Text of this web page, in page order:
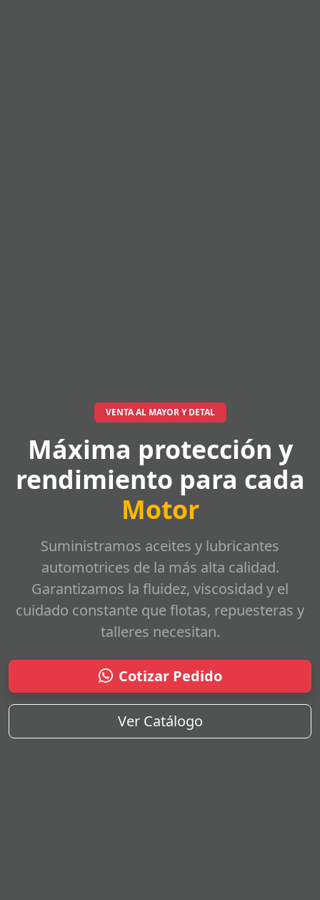
VENTA AL MAYOR Y DETAL
Máxima protección y
rendimiento para cada
Motor
Suministramos aceites y lubricantes
automotrices de la más alta calidad.
Garantizamos la fluidez, viscosidad y el
cuidado constante que flotas, repuesteras y
talleres necesitan.
Cotizar Pedido
Ver Catálogo